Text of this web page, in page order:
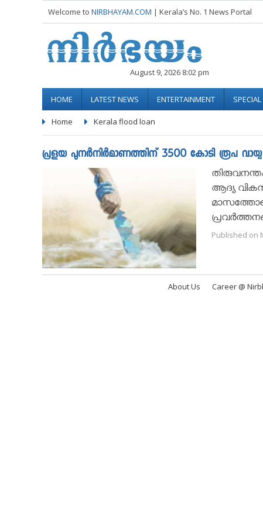
Welcome to NIRBHAYAM.COM | Kerala’s No. 1 News Portal
August 9, 2026 8:02 pm
HOME LATEST NEWS ENTERTAINMENT
Home Kerala flood loan
പ്രളയ പുനർനിർമാണത്തിന് 3500 കോടി രൂപ വായ്പ
ആദ്യ
Published on
About Us Career @